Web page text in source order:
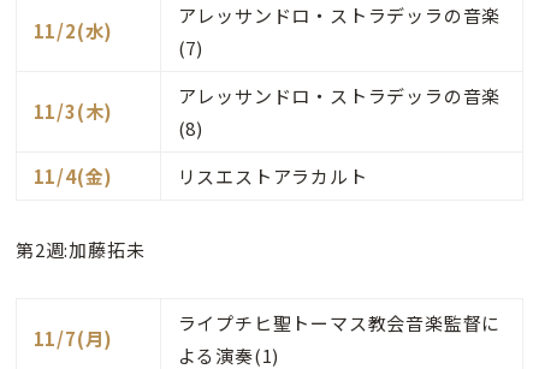
11/2(水)
アレッサンドロ・ストラデッラの音楽
(7)
11/3(木)
アレッサンドロ・ストラデッラの音楽
(8)
11/4(金)
リスエストアラカルト
第2週:加藤拓未
11/7(月)
ライプチヒ聖トーマス教会音楽監督に
よる演奏(1)